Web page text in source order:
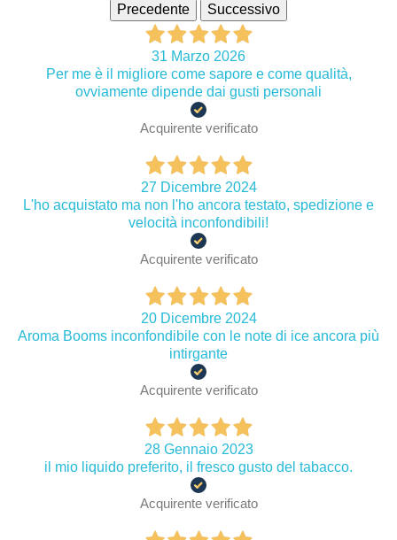
Precedente
Successivo
31 Marzo 2026
Per me è il migliore come sapore e come qualità,
ovviamente dipende dai gusti personali
Acquirente verificato
27 Dicembre 2024
L'ho acquistato ma non l'ho ancora testato, spedizione e
velocità inconfondibili!
Acquirente verificato
20 Dicembre 2024
Aroma Booms inconfondibile con le note di ice ancora più
intirgante
Acquirente verificato
28 Gennaio 2023
il mio liquido preferito, il fresco gusto del tabacco.
Acquirente verificato